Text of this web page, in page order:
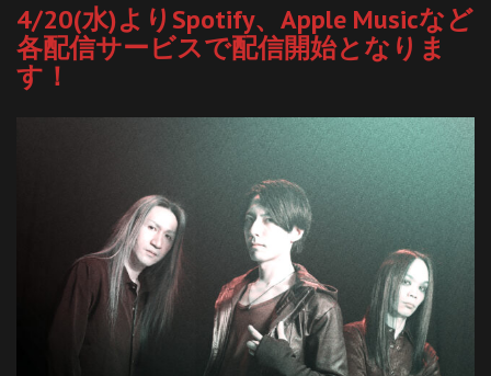
4/20(水)よりSpotify、Apple Musicなど
各配信サービスで配信開始となりま
す！